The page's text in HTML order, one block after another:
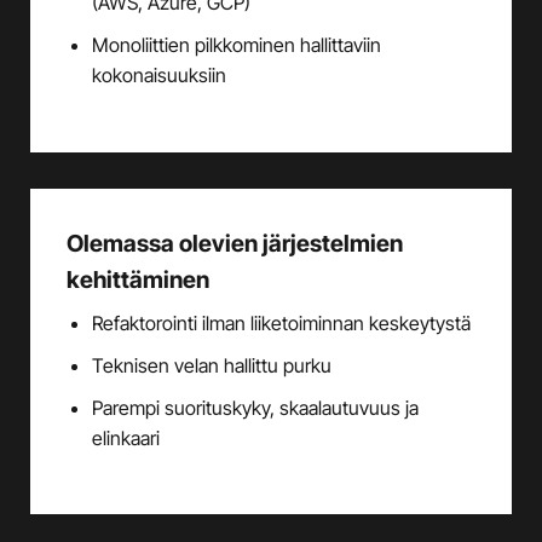
Monoliittien pilkkominen hallittaviin
kokonaisuuksiin
Olemassa olevien järjestelmien
kehittäminen
Refaktorointi ilman liiketoiminnan keskeytystä
Teknisen velan hallittu purku
Parempi suorituskyky, skaalautuvuus ja
elinkaari